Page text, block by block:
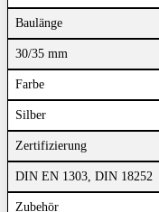
Baulänge
30/35 mm
Farbe
Silber
Zertifizierung
DIN EN 1303, DIN 18252
Zubehör